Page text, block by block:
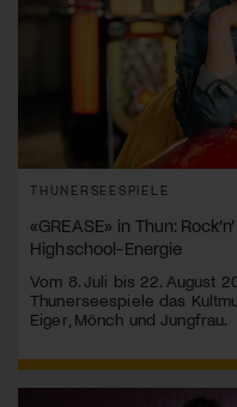
THUNERSEESPIELE
«GREASE» in Thun:
Highschool-Energie
Vom 8. Juli bis 22. August
Thunerseespiele das
Eiger, Mönch und Jungfrau.